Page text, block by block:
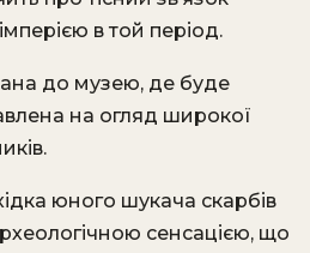
в той період.
до музею, де буде
на огляд широкої
юного шукача скарбів
сенсацією, що